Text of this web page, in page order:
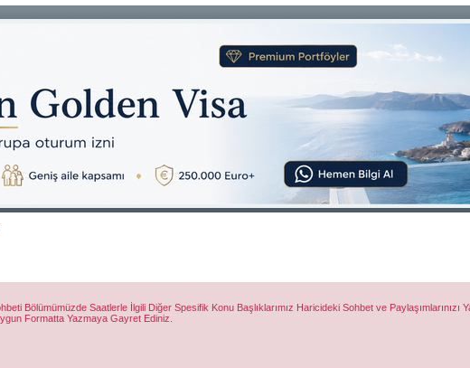
Bölümümüzde Saatlerle İlgili Diğer Spesifik Konu Başlıklarımız Haricideki Sohbet ve Paylaşımlarınızı
Formatta Yazmaya Gayret Ediniz.